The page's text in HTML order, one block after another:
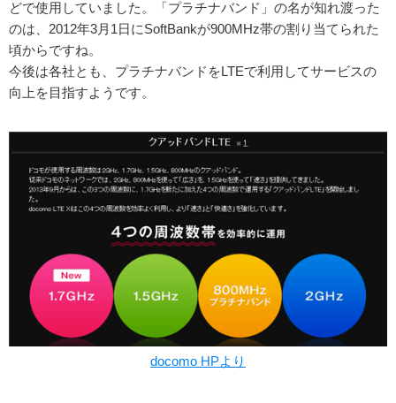
どで使用していました。「プラチナバンド」の名が知れ渡った
のは、2012年3月1日にSoftBankが900MHz帯の割り当てられた
頃からですね。
今後は各社とも、プラチナバンドをLTEで利用してサービスの
向上を目指すようです。
docomo HPより